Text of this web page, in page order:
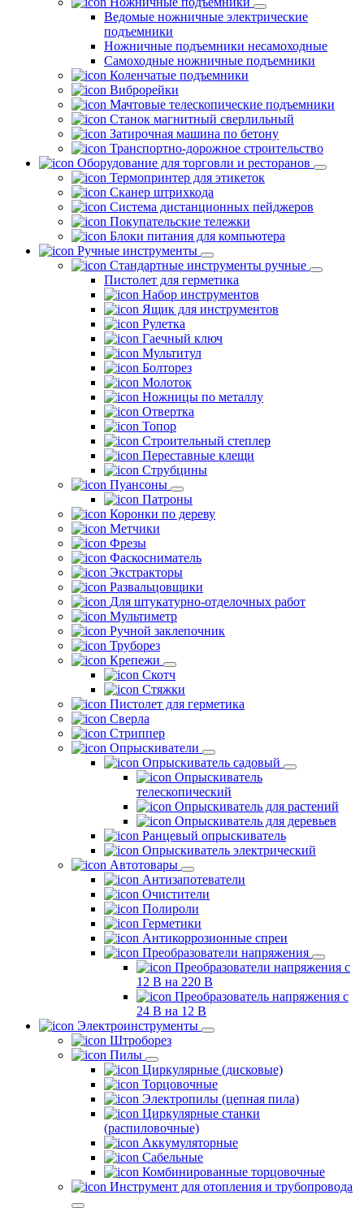
Ведомые ножничные электрические
подъемники
Ножничные подъемники несамоходные
Самоходные ножничные подъемники
Коленчатые подъемники
Виброрейки
Мачтовые телескопические подъемники
Станок магнитный сверлильный
Затирочная машина по бетону
Транспортно-дорожное строительство
Оборудование для торговли и ресторанов
Термопринтер для этикеток
Сканер штрихкода
Система дистанционных пейджеров
Покупательские тележки
Блоки питания для компьютера
Ручные инструменты
Стандартные инструменты ручные
Пистолет для герметика
Набор инструментов
Ящик для инструментов
Рулетка
Гаечный ключ
Мультитул
Болторез
Молоток
Ножницы по металлу
Отвертка
Топор
Строительный степлер
Переставные клещи
Струбцины
Пуансоны
Патроны
Коронки по дереву
Метчики
Фрезы
Фаскосниматель
Экстракторы
Развальцовщики
Для штукатурно-отделочных работ
Мультиметр
Ручной заклепочник
Труборез
Крепежи
Скотч
Стяжки
Пистолет для герметика
Сверла
Стриппер
Опрыскиватели
Опрыскиватель садовый
Опрыскиватель
телескопический
Опрыскиватель для растений
Опрыскиватель для деревьев
Ранцевый опрыскиватель
Опрыскиватель электрический
Автотовары
Антизапотеватели
Очистители
Полироли
Герметики
Антикоррозионные спреи
Преобразователи напряжения
Преобразователи напряжения с
12 В на 220 В
Преобразователь напряжения с
24 В на 12 В
Электроинструменты
Штроборез
Пилы
Циркулярные (дисковые)
Торцовочные
Электропилы (цепная пила)
Циркулярные станки
(распиловочные)
Аккумуляторные
Сабельные
Комбинированные торцовочные
Инструмент для отопления и трубопровода